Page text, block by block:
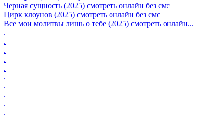
Черная сущность (2025) смотреть онлайн без смс
Цирк клоунов (2025) смотреть онлайн без смс
Все мои молитвы лишь о тебе (2025) смотреть онлайн...
.
.
.
.
.
.
.
.
.
.